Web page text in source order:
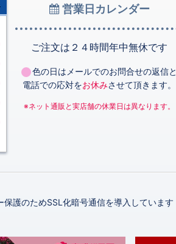
営業日カレンダー
ご注文は２４時間年中無休です
色の日はメールでのお問合せの返信と
電話での応対をお休みさせて頂きます。
※ネット通販と実店舗の休業日は異なります。
保護のためSSL化暗号通信を導入しています